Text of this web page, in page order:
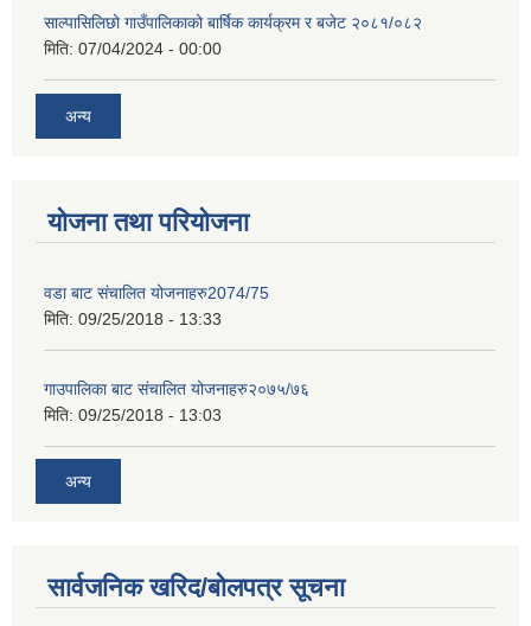
साल्पासिलिछो गाउँपालिकाको बार्षिक कार्यक्रम र बजेट २०८१/०८२
मिति: 07/04/2024 - 00:00
अन्य
योजना तथा परियोजना
वडा बाट संचालित योजनाहरु2074/75
मिति: 09/25/2018 - 13:33
गाउपालिका बाट संचालित योजनाहरु२०७५/७६
मिति: 09/25/2018 - 13:03
अन्य
सार्वजनिक खरिद/बोलपत्र सूचना